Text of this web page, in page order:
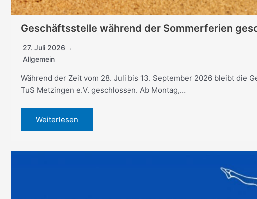
Geschäftsstelle während der Sommerferien
27. Juli 2026
Allgemein
Während der Zeit vom 28. Juli bis 13. September 2026 bleibt die
TuS Metzingen e.V. geschlossen. Ab Montag,…
Weiterlesen